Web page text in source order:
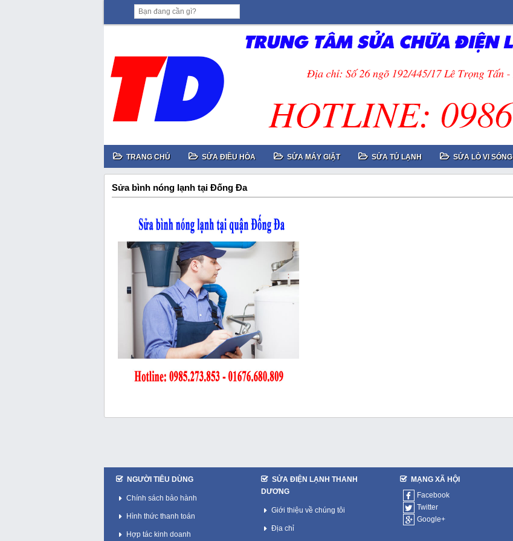
TRANG CHỦ SỬA ĐIỀU HÒA SỬA MÁY GIẶT SỬA TỦ LẠNH SỬA LÒ VI SÓNG
Sửa bình nóng lạnh tại Đống Đa
NGƯỜI TIÊU DÙNG
Chính sách bảo hành
Hình thức thanh toán
Hợp tác kinh doanh
SỬA ĐIỆN LẠNH THANH
DƯƠNG
Giới thiệu về chúng tôi
Địa chỉ
MẠNG XÃ HỘI
Facebook
Twitter
Google+